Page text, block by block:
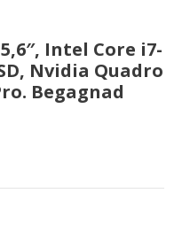
Intel Core i7-
Nvidia Quadro
Begagnad